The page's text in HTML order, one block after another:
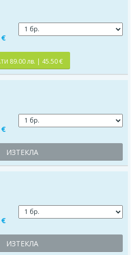
89.00 лв. | 45.50 €
ИЗТЕКЛА
ИЗТЕКЛА